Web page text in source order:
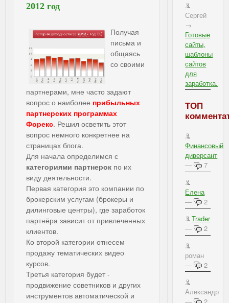
2012 год
Получая
письма и
общаясь
со своими
партнерами, мне часто задают
вопрос о наиболее прибыльных
партнерских программах
Форекс. Решил осветить этот
вопрос немного конкретнее на
страницах блога.
Для начала определимся с
категориями партнерок по их
виду деятельности.
Первая категория это компании по
брокерским услугам (брокеры и
дилинговые центры), где заработок
партнёра зависит от привлеченных
клиентов.
Ко второй категории отнесем
продажу тематических видео
курсов.
Третья категория будет -
продвижение советников и других
инструментов автоматической и
Сергей
→
Готовые
сайты,
шаблоны
сайтов
для
заработка.
ТОП
Финансовый
диверсант
—
7
Елена
—
2
Trader
—
2
роман
—
2
Александр